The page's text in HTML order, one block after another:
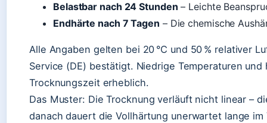
Belastbar nach 24 Stunden – Leichte
Endhärte nach 7 Tagen – Die chemische
Alle Angaben gelten bei 20 °C und 50 % relativer
Service (DE) bestätigt. Niedrige Temperaturen
Trocknungszeit erheblich.
Das Muster: Die Trocknung verläuft nicht linear –
danach dauert die Vollhärtung unerwartet lange im